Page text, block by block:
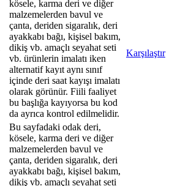
kösele, karma deri ve diğer
malzemelerden bavul ve
çanta, deriden sigaralık, deri
ayakkabı bağı, kişisel bakım,
dikiş vb. amaçlı seyahat seti
vb. ürünlerin imalatı iken
alternatif kayıt aynı sınıf
içinde deri saat kayışı imalatı
olarak görünür. Fiili faaliyet
bu başlığa kayıyorsa bu kod
da ayrıca kontrol edilmelidir.
Karşılaştır
Bu sayfadaki odak deri,
kösele, karma deri ve diğer
malzemelerden bavul ve
çanta, deriden sigaralık, deri
ayakkabı bağı, kişisel bakım,
dikiş vb. amaçlı seyahat seti